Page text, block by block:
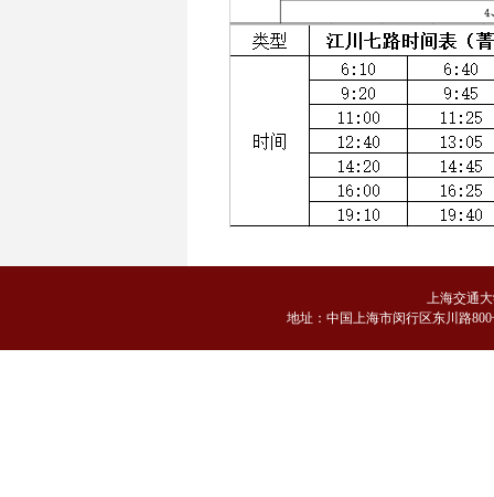
上海交通
地址：中国上海市闵行区东川路